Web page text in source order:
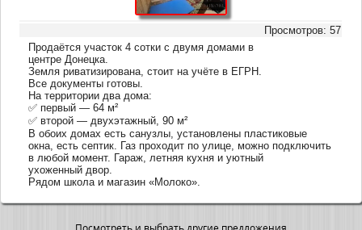
Просмотров: 57
Продаётся участок 4 сотки с двумя домами в
центре Донецка.
Земля риватизирована, стоит на учёте в ЕГРН.
Все документы готовы.
На территории два дома:
✅ первый — 64 м²
✅ второй — двухэтажный, 90 м²
В обоих домах есть санузлы, установлены пластиковые
окна, есть септик. Газ проходит по улице, можно подключить
в любой момент. Гараж, летняя кухня и уютный
ухоженный двор.
Рядом школа и магазин «Молоко».